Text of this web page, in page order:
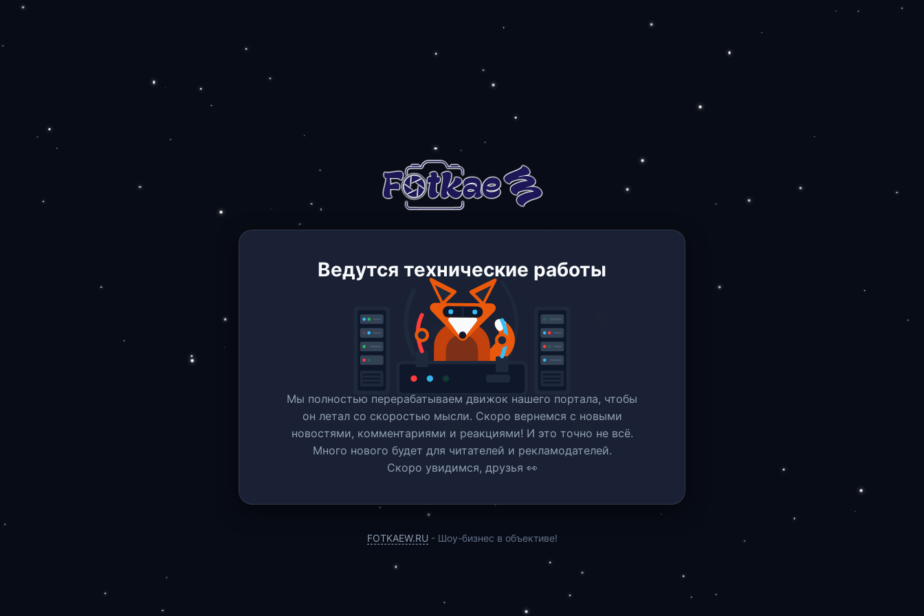
Ведутся технические работы
Мы полностью перерабатываем движок нашего портала, чтобы
он летал со скоростью мысли. Скоро вернемся c новыми
новостями, комментариями и реакциями! И это точно не всё.
Много нового будет для читателей и рекламодателей.
Скоро увидимся, друзья 👀
FOTKAEW.RU - Шоу-бизнес в объективе!